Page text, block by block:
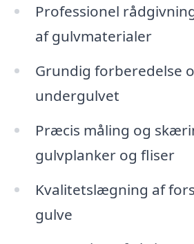
Professionel
af gulvmaterialer
Grundig forberedelse
undergulvet
Præcis måling og
gulvplanker og fliser
Kvalitetslægning af
gulve